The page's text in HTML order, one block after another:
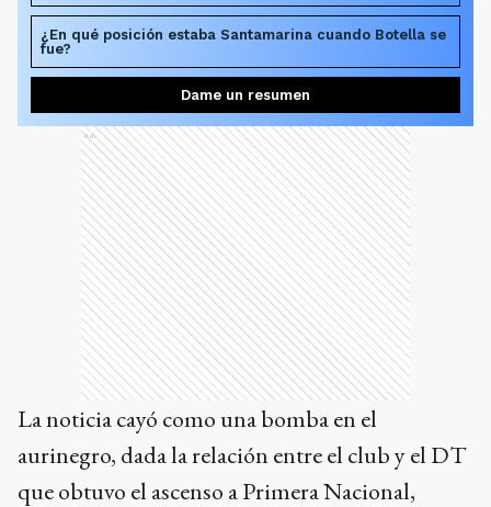
¿En qué posición estaba Santamarina cuando Botella se
fue?
Dame un resumen
Ads
La noticia cayó como una bomba en el
aurinegro, dada la relación entre el club y el DT
que obtuvo el ascenso a Primera Nacional,